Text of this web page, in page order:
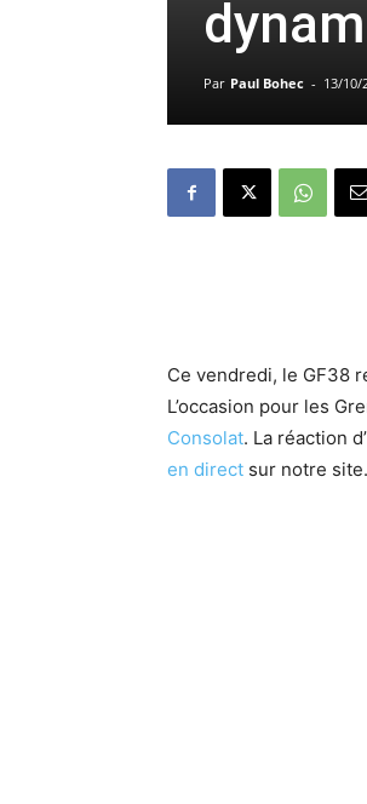
Par Paul Bohec - 13/10/
Ce vendredi, le GF38
L’occasion pour les
Consolat. La réaction
en direct sur notre site.